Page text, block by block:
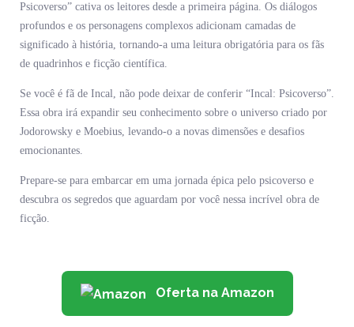
Psicoverso” cativa os leitores desde a primeira página. Os diálogos
profundos e os personagens complexos adicionam camadas de
significado à história, tornando-a uma leitura obrigatória para os fãs
de quadrinhos e ficção científica.
Se você é fã de Incal, não pode deixar de conferir “Incal: Psicoverso”.
Essa obra irá expandir seu conhecimento sobre o universo criado por
Jodorowsky e Moebius, levando-o a novas dimensões e desafios
emocionantes.
Prepare-se para embarcar em uma jornada épica pelo psicoverso e
descubra os segredos que aguardam por você nessa incrível obra de
ficção.
Oferta na Amazon